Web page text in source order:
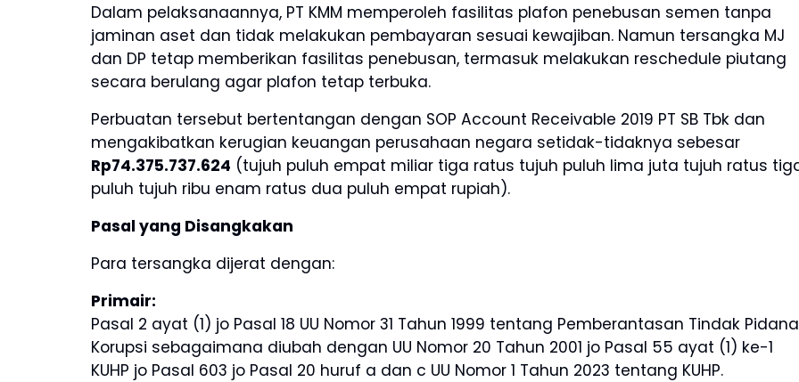
Dalam pelaksanaannya, PT KMM memperoleh fasilitas plafon penebusan semen tanpa
jaminan aset dan tidak melakukan pembayaran sesuai kewajiban. Namun tersangka MJ
dan DP tetap memberikan fasilitas penebusan, termasuk melakukan reschedule piutang
secara berulang agar plafon tetap terbuka.
Perbuatan tersebut bertentangan dengan SOP Account Receivable 2019 PT SB Tbk dan
mengakibatkan kerugian keuangan perusahaan negara setidak-tidaknya sebesar
Rp74.375.737.624 (tujuh puluh empat miliar tiga ratus tujuh puluh lima juta tujuh ratus
puluh tujuh ribu enam ratus dua puluh empat rupiah).
Pasal yang Disangkakan
Para tersangka dijerat dengan:
Primair:
Pasal 2 ayat (1) jo Pasal 18 UU Nomor 31 Tahun 1999 tentang Pemberantasan Tindak Pidana
Korupsi sebagaimana diubah dengan UU Nomor 20 Tahun 2001 jo Pasal 55 ayat (1) ke-1
KUHP jo Pasal 603 jo Pasal 20 huruf a dan c UU Nomor 1 Tahun 2023 tentang KUHP.